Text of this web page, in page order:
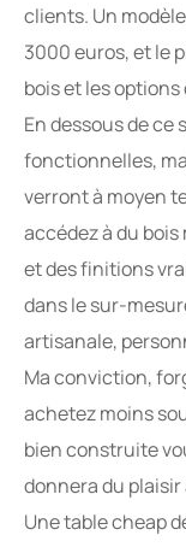
clients. Un
3000 euros, et le
bois et les
En dessous de ce
fonctionnelles,
verront à moyen
accédez à du
et des finitions
dans le sur-
artisanale,
Ma conviction,
achetez moins
bien construite
donnera du
Une table cheap